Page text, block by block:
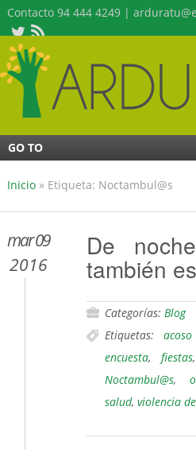
Contacto 94 444 4249 |
GO TO
Inicio» Etiqueta: Noctambul@s
mar 09
2016
De
también
Categorías: Blog
Etiquetas:
encuesta, fiestas
Noctambul@s,
salud, violencia